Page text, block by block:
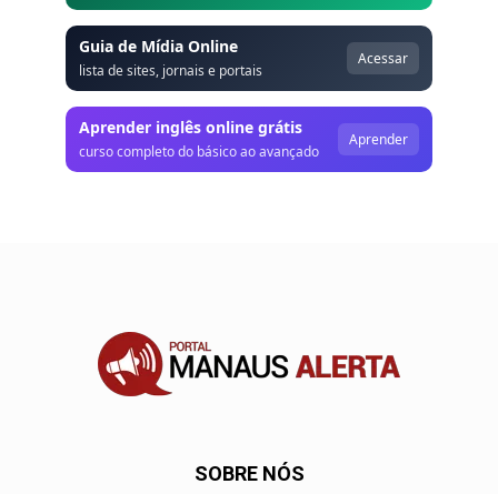
Guia de Mídia Online
lista de sites, jornais e portais
Acessar
Aprender inglês online grátis
curso completo do básico ao avançado
Aprender
SOBRE NÓS